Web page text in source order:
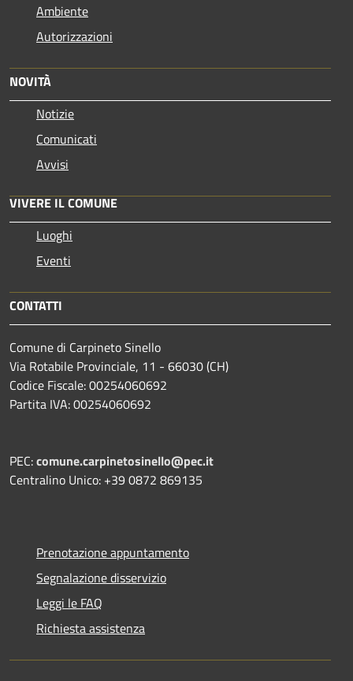
Ambiente
Autorizzazioni
NOVITÀ
Notizie
Comunicati
Avvisi
VIVERE IL COMUNE
Luoghi
Eventi
CONTATTI
Comune di Carpineto Sinello
Via Rotabile Provinciale, 11 - 66030 (CH)
Codice Fiscale: 00254060692
Partita IVA: 00254060692
PEC:comune.carpinetosinello@pec.it
Centralino Unico: +39 0872 869135
Prenotazione appuntamento
Segnalazione disservizio
Leggi le FAQ
Richiesta assistenza